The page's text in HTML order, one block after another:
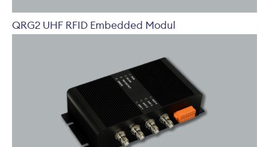
QRG2 UHF RFID Embedded Modul